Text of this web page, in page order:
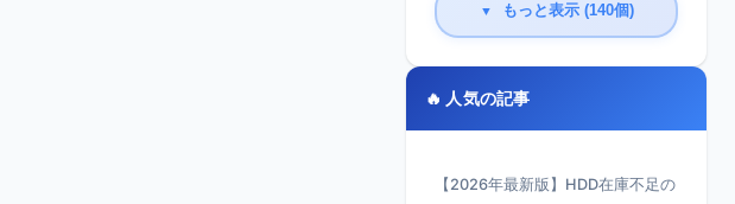
▼ もっと表示 (140個)
🔥 人気の記事
【2026年最新版】HDD在庫不足の